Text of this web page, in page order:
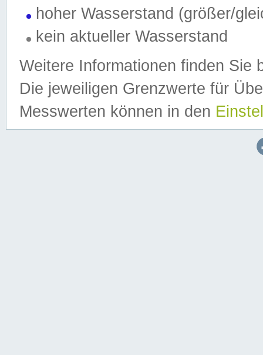
hoher Wasserstand (größer/
kein aktueller Wasserstand
Weitere Informationen finden Sie
Die jeweiligen Grenzwerte für
Messwerten können in den